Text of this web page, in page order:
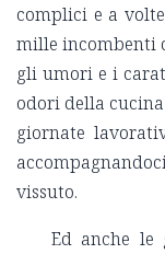
complici e a
mille incombenti
gli umori e i
odori della
giornate
vissuto.
Ed anche le